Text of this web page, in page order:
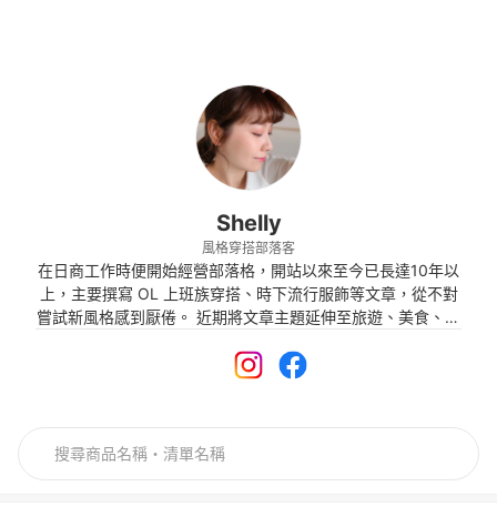
Shelly
風格穿搭部落客
在日商工作時便開始經營部落格，開站以來至今已長達10年以
上，主要撰寫 OL 上班族穿搭、時下流行服飾等文章，從不對
嘗試新風格感到厭倦。 近期將文章主題延伸至旅遊、美食、生
失精巧細節的事物，在令人眼花撩亂的眾多選擇中，依舊保有